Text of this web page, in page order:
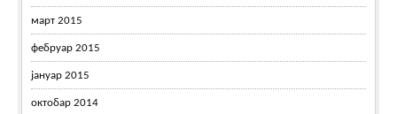
март 2015
фебруар 2015
јануар 2015
октобар 2014